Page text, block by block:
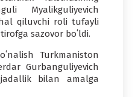
Myalikguliyevich
qiluvchi roli tufayli
sazovor boʻldi.
Turkmaniston
Gurbanguliyevich
bilan amalga